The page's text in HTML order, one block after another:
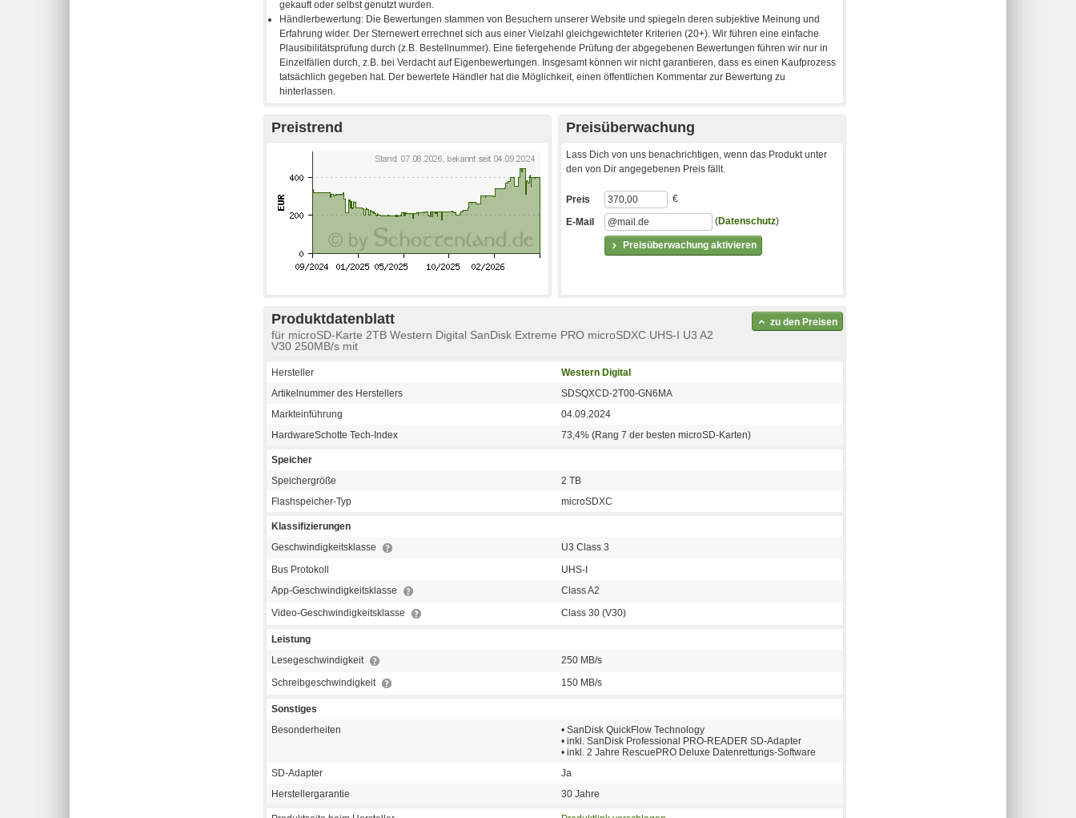
Preistrend Preisüberwachung
Lass Dich von uns benachrichtigen, wenn das Produkt unter
den von Dir angegebenen Preis fällt.
Preisüberwachung aktivieren
Preis €
E-Mail (Datenschutz)
Produktdatenblatt
für microSD-Karte 2TB Western Digital SanDisk Extreme PRO microSDXC UHS-I U3 A2
V30 250MB/s mit
zu den Preisen
Hersteller
Western Digital
Artikelnummer des Herstellers
SDSQXCD-2T00-GN6MA
Markteinführung
04.09.2024
HardwareSchotte Tech-Index
73,4% (Rang 7 der besten microSD-Karten)
Speicher
Speichergröße
2 TB
Flashspeicher-Typ
microSDXC
Klassifizierungen
Geschwindigkeitsklasse
U3 Class 3
Bus Protokoll
UHS-I
App-Geschwindigkeitsklasse
Class A2
Video-Geschwindigkeitsklasse
Class 30 (V30)
Leistung
Lesegeschwindigkeit
250 MB/s
Schreibgeschwindigkeit
150 MB/s
Sonstiges
Besonderheiten
• SanDisk QuickFlow Technology
• inkl. SanDisk Professional PRO-READER SD-Adapter
• inkl. 2 Jahre RescuePRO Deluxe Datenrettungs-Software
SD-Adapter
Ja
Herstellergarantie
30 Jahre